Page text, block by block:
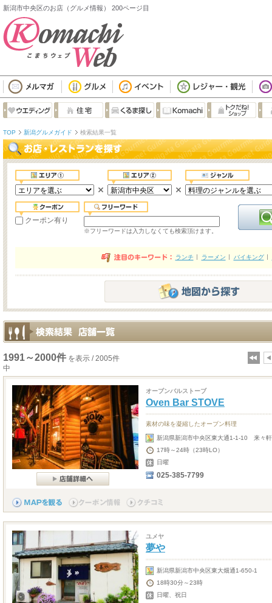
新潟市中央区のお店（グルメ情報） 200ページ目
TOP 新潟グルメガイド 検索結果一覧
クーポン有り
※フリーワードは入力しなくても検索頂けます。
ランチ ラーメン バイキング
1991～2000件 を表示 / 2005件
中
オーブンバルストーブ
Oven Bar STOVE
素材の味を凝縮したオーブン料理
新潟県新潟市中央区東大通1-1-10 来々
17時～24時（23時LO）
日曜
025-385-7799
ユメヤ
夢や
新潟県新潟市中央区東大畑通1-650-1
18時30分～23時
日曜、祝日